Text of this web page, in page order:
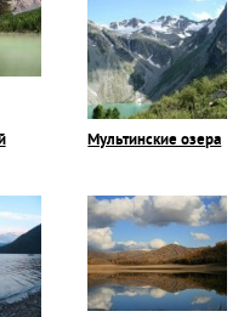
Мультинские озера